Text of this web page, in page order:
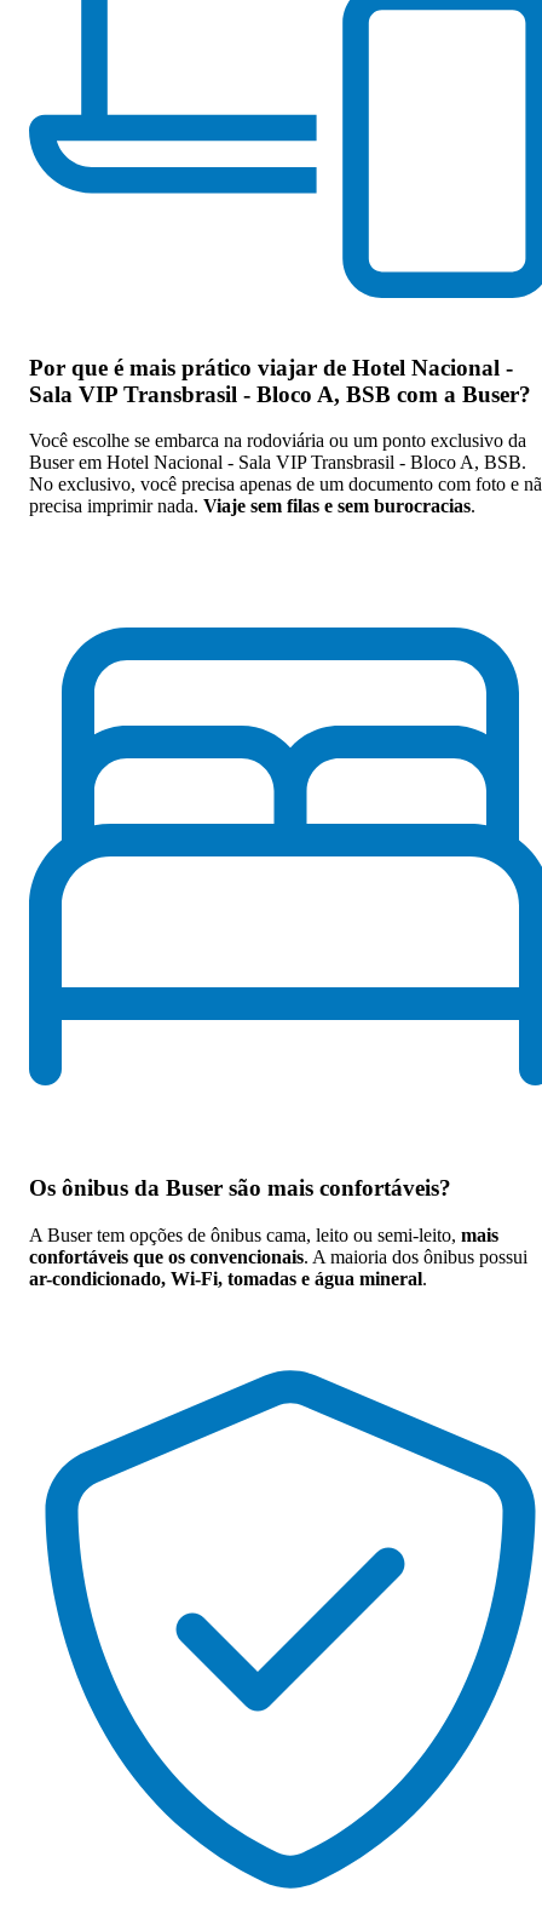
Por que é mais prático viajar de Hotel Nacional -
Sala VIP Transbrasil - Bloco A, BSB com a Buser?
Você escolhe se embarca na rodoviária ou um ponto exclusivo da
Buser em Hotel Nacional - Sala VIP Transbrasil - Bloco A, BSB.
No exclusivo, você precisa apenas de um documento com foto e
precisa imprimir nada. Viaje sem filas e sem burocracias.
Os ônibus da Buser são mais confortáveis?
A Buser tem opções de ônibus cama, leito ou semi-leito, mais
confortáveis que os convencionais. A maioria dos ônibus possui
ar-condicionado, Wi-Fi, tomadas e água mineral.